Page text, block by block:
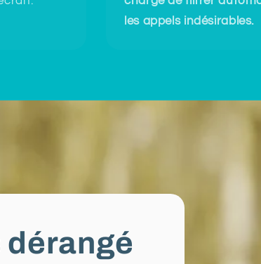
les appels indésirables.